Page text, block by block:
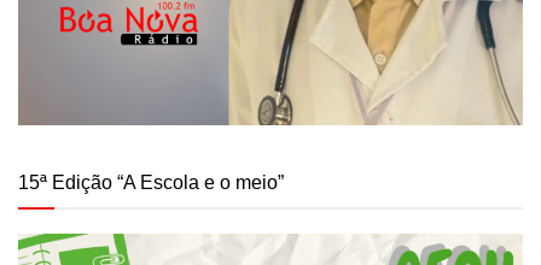
15ª Edição “A Escola e o meio”